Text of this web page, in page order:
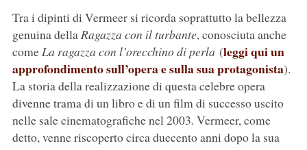
Tra i dipinti di Vermeer si ricorda soprattutto la bellezza
genuina dellaRagazza con il turbante, conosciuta anche
comeLa ragazza con l’orecchino di perla (leggi qui un
approfondimento sull’opera e sulla sua protagonista).
La storia della realizzazione di questa celebre opera
divenne trama di un libro e di un film di successo uscito
nelle sale cinematografiche nel 2003. Vermeer, come
detto, venne riscoperto circa duecento anni dopo la sua